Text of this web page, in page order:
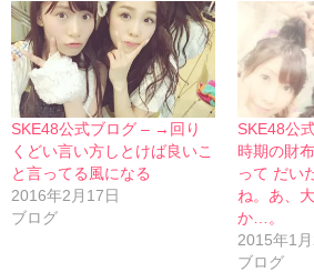
SKE48公式ブログ – →回り
くどい言い方しとけば良いこ
と言ってる風になる
2016年2月17日
ブログ
SKE48公
時期の財
って だい
ね。あ、
か…。
2015年1月
ブログ